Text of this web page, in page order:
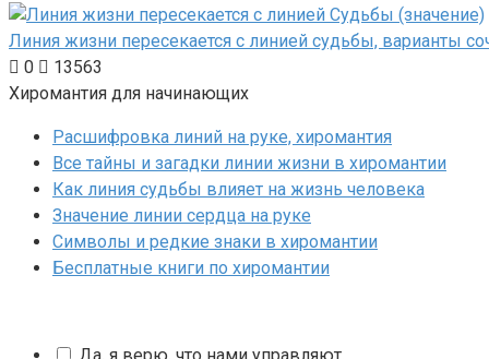
Линия жизни пересекается с линией судьбы, варианты
0
13563
Хиромантия для начинающих
Расшифровка линий на руке, хиромантия
Все тайны и загадки линии жизни в хиромантии
Как линия судьбы влияет на жизнь человека
Значение линии сердца на руке
Символы и редкие знаки в хиромантии
Бесплатные книги по хиромантии